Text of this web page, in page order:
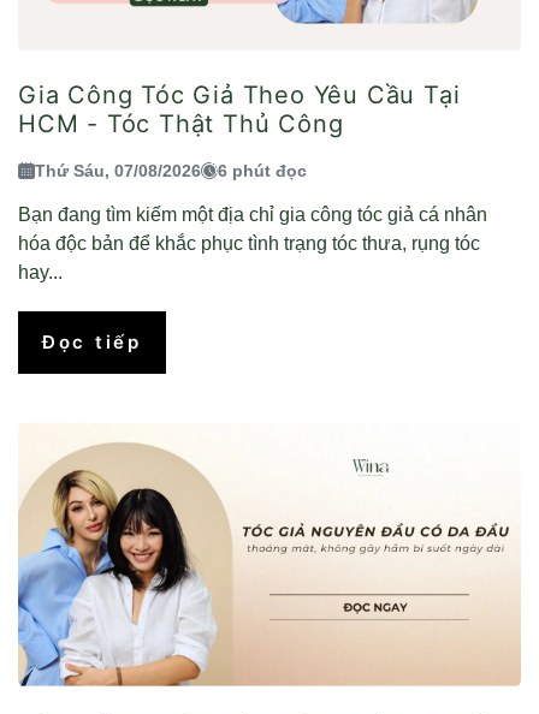
Gia Công Tóc Giả Theo Yêu Cầu Tại
HCM - Tóc Thật Thủ Công
Thứ Sáu, 07/08/2026 6 phút đọc
Bạn đang tìm kiếm một địa chỉ gia công tóc giả cá nhân
hóa độc bản để khắc phục tình trạng tóc thưa, rụng tóc
hay...
Đọc tiếp